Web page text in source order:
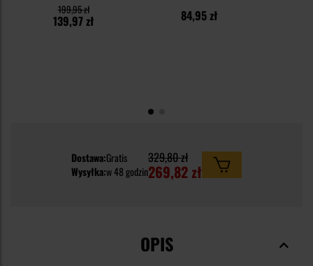
139,97 zł
199,95 zł 84,95 zł
Dostawa:Gratis
Wysyłka:w 48 godzin
329,80 zł
269,82 zł
OPIS